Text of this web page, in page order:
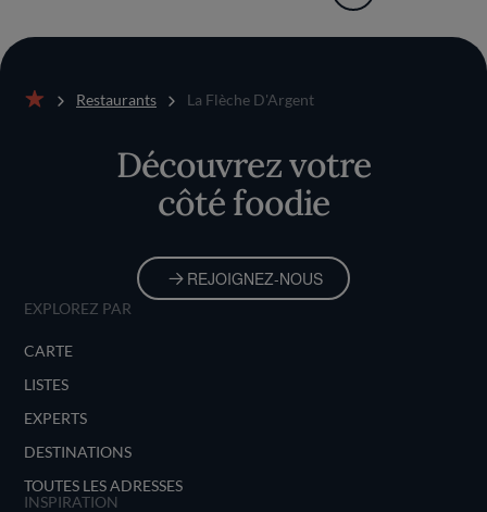
Restaurants La Flèche D'Argent
Découvrez votre
côté foodie
REJOIGNEZ-NOUS
EXPLOREZ PAR
CARTE
LISTES
EXPERTS
DESTINATIONS
TOUTES LES ADRESSES
INSPIRATION